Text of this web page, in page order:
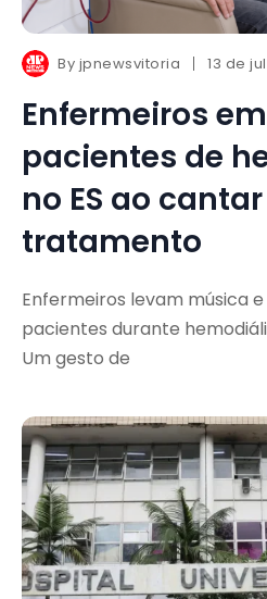
By jpnewsvitoria 13 de
Enfermeiros
pacientes de
no ES ao
tratamento
Enfermeiros levam música
pacientes durante
Um gesto de